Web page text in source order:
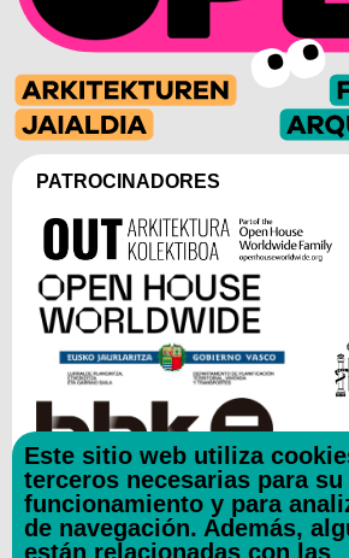
PATROCINADORES
COLABORADORES
Este sitio web utiliza
terceros necesarias para su
funcionamiento y para
de navegación. Además,
están relacionadas con las